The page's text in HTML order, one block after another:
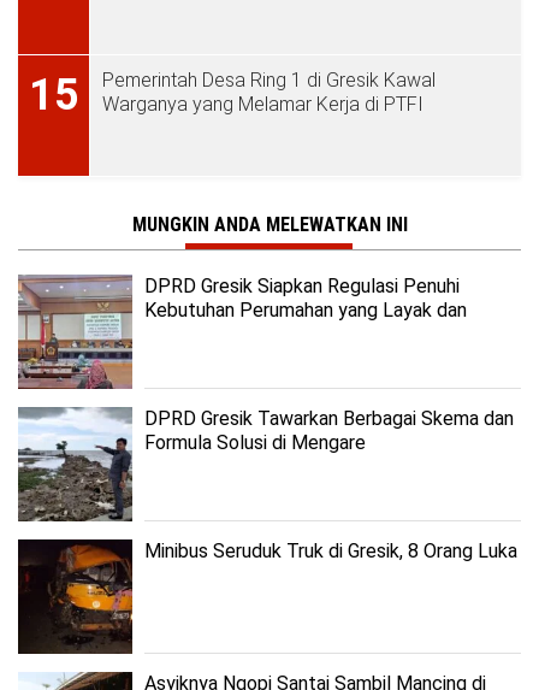
15
Pemerintah Desa Ring 1 di Gresik Kawal
Warganya yang Melamar Kerja di PTFI
MUNGKIN ANDA MELEWATKAN INI
DPRD Gresik Siapkan Regulasi Penuhi
Kebutuhan Perumahan yang Layak dan
DPRD Gresik Tawarkan Berbagai Skema dan
Formula Solusi di Mengare
Minibus Seruduk Truk di Gresik, 8 Orang Luka
Asyiknya Ngopi Santai Sambil Mancing di